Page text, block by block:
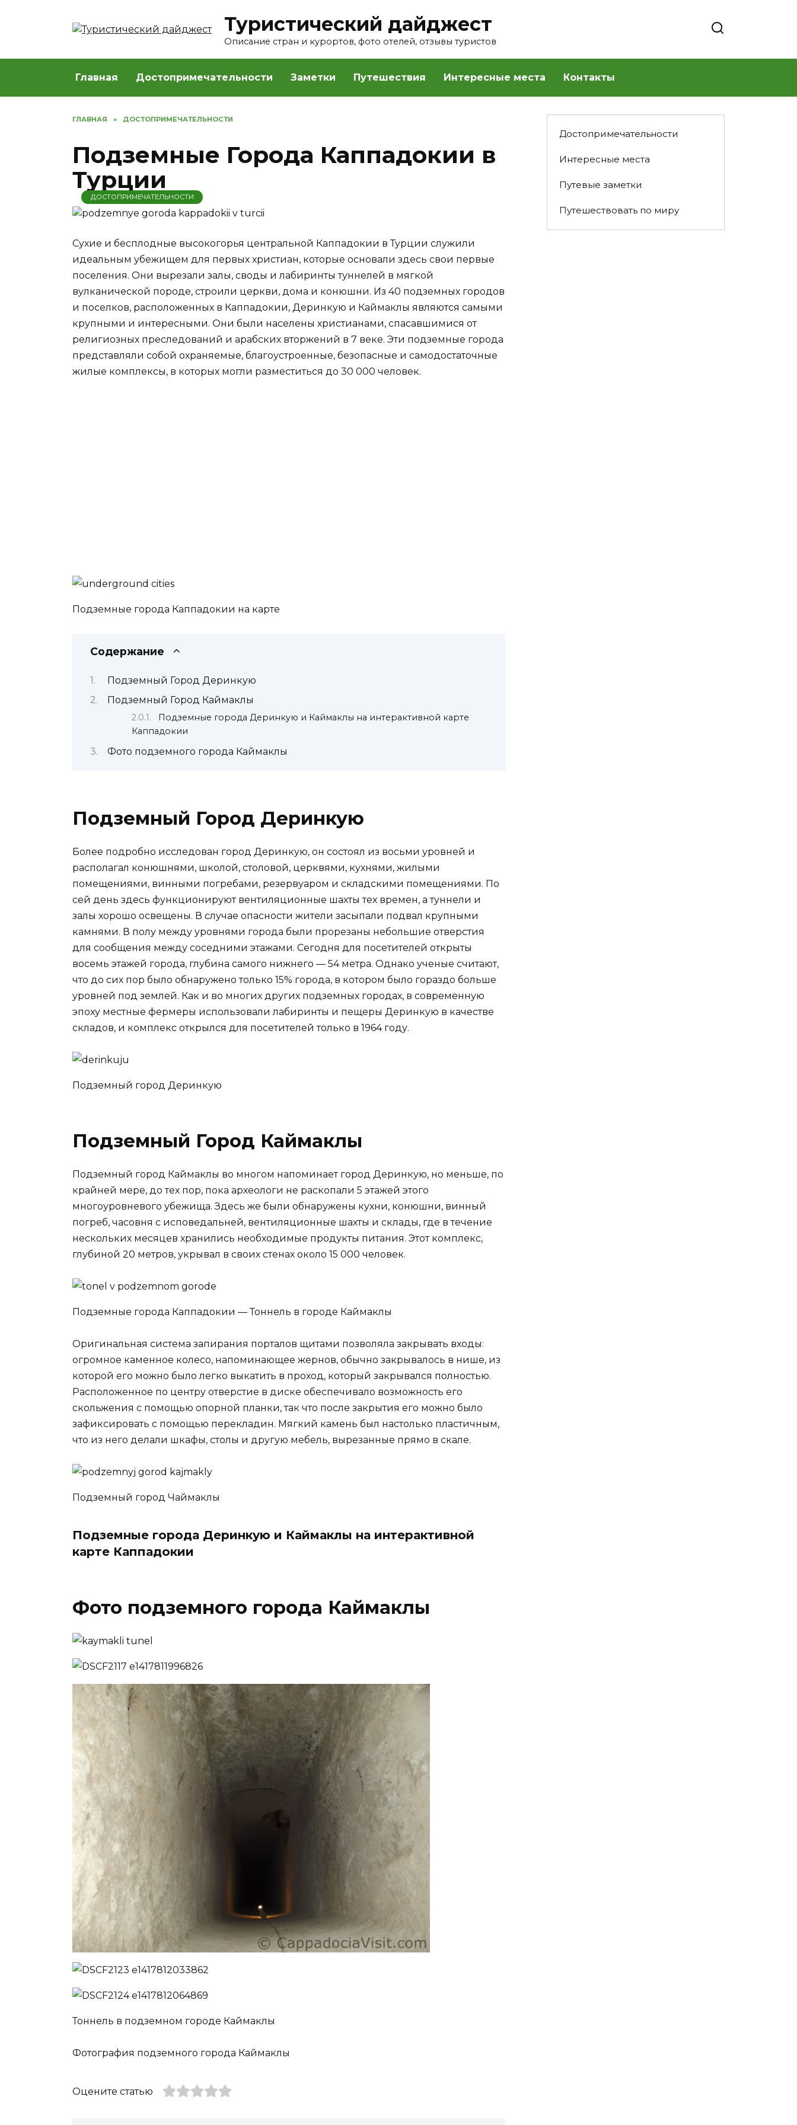
Туристический дайджест
Описание стран и курортов, фото отелей, отзывы туристов
Главная Достопримечательности Заметки Путешествия Интересные места Контакты
ГЛАВНАЯ » ДОСТОПРИМЕЧАТЕЛЬНОСТИ
Подземные Города Каппадокии в
Турции
ДОСТОПРИМЕЧАТЕЛЬНОСТИ
Сухие и бесплодные высокогорья центральной Каппадокии в Турции служили
идеальным убежищем для первых христиан, которые основали здесь свои первые
поселения. Они вырезали залы, своды и лабиринты туннелей в мягкой
вулканической породе, строили церкви, дома и конюшни. Из 40 подземных городов
и поселков, расположенных в Каппадокии, Деринкую и Каймаклы являются самыми
крупными и интересными. Они были населены христианами, спасавшимися от
религиозных преследований и арабских вторжений в 7 веке. Эти подземные города
представляли собой охраняемые, благоустроенные, безопасные и самодостаточные
жилые комплексы, в которых могли разместиться до 30 000 человек.
Подземные города Каппадокии на карте
Содержание
Подземный Город Деринкую
Подземный Город Каймаклы
Подземные города Деринкую и Каймаклы на интерактивной карте
Каппадокии
Фото подземного города Каймаклы
Подземный Город Деринкую
Более подробно исследован город Деринкую, он состоял из восьми уровней и
располагал конюшнями, школой, столовой, церквями, кухнями, жилыми
помещениями, винными погребами, резервуаром и складскими помещениями. По
сей день здесь функционируют вентиляционные шахты тех времен, а туннели и
залы хорошо освещены. В случае опасности жители засыпали подвал крупными
камнями. В полу между уровнями города были прорезаны небольшие отверстия
для сообщения между соседними этажами. Сегодня для посетителей открыты
восемь этажей города, глубина самого нижнего — 54 метра. Однако ученые считают,
что до сих пор было обнаружено только 15% города, в котором было гораздо больше
уровней под землей. Как и во многих других подземных городах, в современную
эпоху местные фермеры использовали лабиринты и пещеры Деринкую в качестве
складов, и комплекс открылся для посетителей только в 1964 году.
Подземный город Деринкую
Подземный Город Каймаклы
Подземный город Каймаклы во многом напоминает город Деринкую, но меньше, по
крайней мере, до тех пор, пока археологи не раскопали 5 этажей этого
многоуровневого убежища. Здесь же были обнаружены кухни, конюшни, винный
погреб, часовня с исповедальней, вентиляционные шахты и склады, где в течение
нескольких месяцев хранились необходимые продукты питания. Этот комплекс,
глубиной 20 метров, укрывал в своих стенах около 15 000 человек.
Подземные города Каппадокии — Тоннель в городе Каймаклы
Оригинальная система запирания порталов щитами позволяла закрывать входы:
огромное каменное колесо, напоминающее жернов, обычно закрывалось в нише, из
которой его можно было легко выкатить в проход, который закрывался полностью.
Расположенное по центру отверстие в диске обеспечивало возможность его
скольжения с помощью опорной планки, так что после закрытия его можно было
зафиксировать с помощью перекладин. Мягкий камень был настолько пластичным,
что из него делали шкафы, столы и другую мебель, вырезанные прямо в скале.
Подземный город Чаймаклы
Подземные города Деринкую и Каймаклы на интерактивной
карте Каппадокии
Фото подземного города Каймаклы
Тоннель в подземном городе Каймаклы
Фотография подземного города Каймаклы
Оцените статью
Достопримечательности
Интересные места
Путевые заметки
Путешествовать по миру